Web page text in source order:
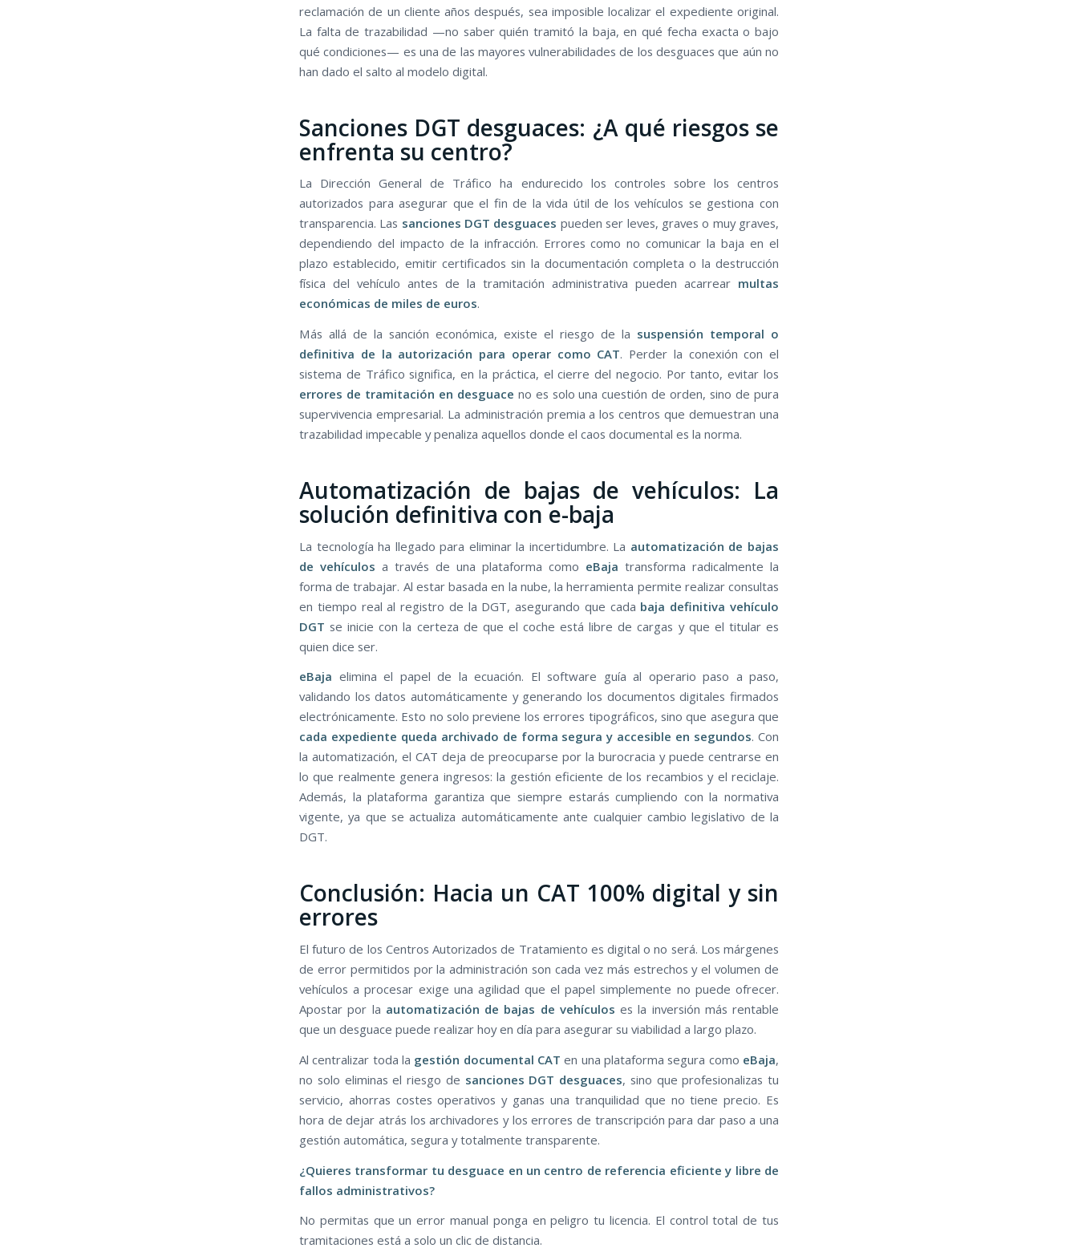
reclamación de un cliente años después, sea imposible localizar el expediente original.
La falta de trazabilidad —no saber quién tramitó la baja, en qué fecha exacta o bajo
qué condiciones— es una de las mayores vulnerabilidades de los desguaces que aún no
han dado el salto al modelo digital.
Sanciones DGT desguaces: ¿A qué riesgos se
enfrenta su centro?
La Dirección General de Tráfico ha endurecido los controles sobre los centros
autorizados para asegurar que el fin de la vida útil de los vehículos se gestiona con
transparencia. Las sanciones DGT desguaces pueden ser leves, graves o muy graves,
dependiendo del impacto de la infracción. Errores como no comunicar la baja en el
plazo establecido, emitir certificados sin la documentación completa o la destrucción
física del vehículo antes de la tramitación administrativa pueden acarrear multas
económicas de miles de euros.
Más allá de la sanción económica, existe el riesgo de la suspensión temporal o
definitiva de la autorización para operar como CAT. Perder la conexión con el
sistema de Tráfico significa, en la práctica, el cierre del negocio. Por tanto, evitar los
errores de tramitación en desguace no es solo una cuestión de orden, sino de pura
supervivencia empresarial. La administración premia a los centros que demuestran una
trazabilidad impecable y penaliza aquellos donde el caos documental es la norma.
Automatización de bajas de vehículos: La
solución definitiva con e-baja
La tecnología ha llegado para eliminar la incertidumbre. La automatización de bajas
de vehículos a través de una plataforma como eBaja transforma radicalmente la
forma de trabajar. Al estar basada en la nube, la herramienta permite realizar consultas
en tiempo real al registro de la DGT, asegurando que cada baja definitiva vehículo
DGT se inicie con la certeza de que el coche está libre de cargas y que el titular es
quien dice ser.
eBaja elimina el papel de la ecuación. El software guía al operario paso a paso,
validando los datos automáticamente y generando los documentos digitales firmados
electrónicamente. Esto no solo previene los errores tipográficos, sino que asegura que
cada expediente queda archivado de forma segura y accesible en segundos. Con
la automatización, el CAT deja de preocuparse por la burocracia y puede centrarse en
lo que realmente genera ingresos: la gestión eficiente de los recambios y el reciclaje.
Además, la plataforma garantiza que siempre estarás cumpliendo con la normativa
vigente, ya que se actualiza automáticamente ante cualquier cambio legislativo de la
DGT.
Conclusión: Hacia un CAT 100% digital y sin
errores
El futuro de los Centros Autorizados de Tratamiento es digital o no será. Los márgenes
de error permitidos por la administración son cada vez más estrechos y el volumen de
vehículos a procesar exige una agilidad que el papel simplemente no puede ofrecer.
Apostar por la automatización de bajas de vehículos es la inversión más rentable
que un desguace puede realizar hoy en día para asegurar su viabilidad a largo plazo.
Al centralizar toda la gestión documental CAT en una plataforma segura como eBaja,
no solo eliminas el riesgo de sanciones DGT desguaces, sino que profesionalizas tu
servicio, ahorras costes operativos y ganas una tranquilidad que no tiene precio. Es
hora de dejar atrás los archivadores y los errores de transcripción para dar paso a una
gestión automática, segura y totalmente transparente.
¿Quieres transformar tu desguace en un centro de referencia eficiente y libre de
fallos administrativos?
No permitas que un error manual ponga en peligro tu licencia. El control total de tus
tramitaciones está a solo un clic de distancia.